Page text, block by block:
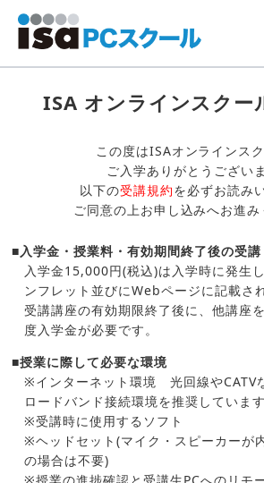
ISA オンラインスクー
この度はISAオンラインス
ご入学ありがとうございま
以下の受講規約を必ずお読み
ご同意の上お申し込みへお進み
■入学金・授業料・有効期間終了後の受講
入学金15,000円(税込)は入学時に発生
ンフレット並びにWebページに記載さ
受講講座の有効期限終了後に、他講座
度入学金が必要です。
■授業に際して必要な環境
※インターネット環境 光回線やCATV
ロードバンド接続環境を推奨しています
※受講時に使用するソフト
※ヘッドセット(マイク・スピーカーが
の場合は不要)